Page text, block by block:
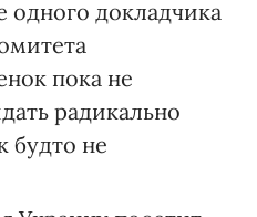
одного докладчика
пока не
радикально
будто не